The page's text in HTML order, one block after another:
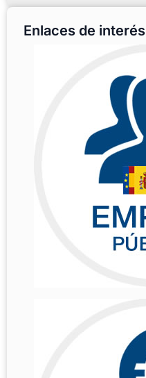
Enlaces de interés